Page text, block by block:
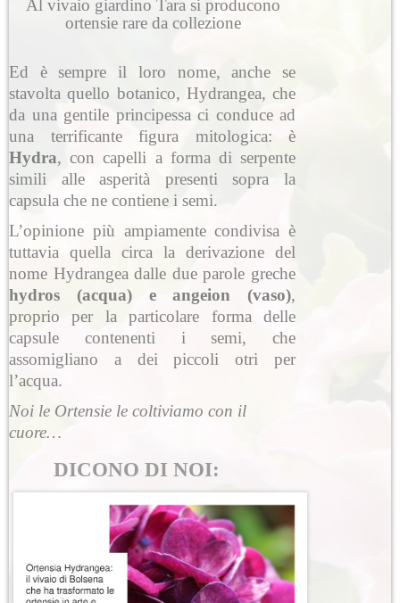
ortensie rare da collezione
Ed è sempre il loro nome, anche se
stavolta quello botanico, Hydrangea, che
da una gentile principessa ci conduce ad
una terrificante figura mitologica: è
Hydra , con capelli a forma di serpente
simili alle asperità presenti sopra la
capsula che ne contiene i semi.
L’opinione più ampiamente condivisa è
tuttavia quella circa la derivazione del
nome Hydrangea dalle due parole greche
hydros (acqua) e angeion (vaso)
proprio per la particolare forma delle
capsule contenenti i semi, che
assomigliano a dei piccoli otri per
l’acqua.
Noi le Ortensie le coltiviamo con il
cuore…
DICONO DI NOI: